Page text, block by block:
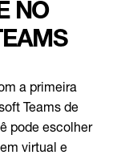
NO
a primeira
Teams de
pode escolher
virtual e